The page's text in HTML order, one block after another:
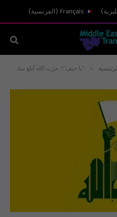
)
Français
( الفرنسية)
الرئيسية » “يا حيف”!: حزب الله أبلغ سلطات بيروت أنه لن يردّ على القصف الأميركي لإيران